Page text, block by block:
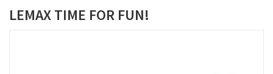
LEMAX TIME FOR FUN!